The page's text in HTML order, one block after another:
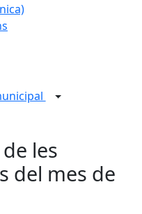
les
del mes de